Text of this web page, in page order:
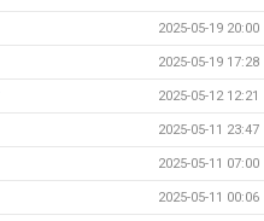
2025-05-19 20:00
2025-05-19 17:28
2025-05-12 12:21
2025-05-11 23:47
2025-05-11 07:00
2025-05-11 00:06